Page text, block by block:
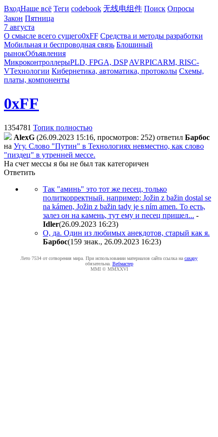
ВходНаше всё Теги codebook 无线电组件 Поиск Опросы
Закон Пятница
7 августа
О смысле всего сущего0xFF Средства и методы разработки
Мобильная и беспроводная связь Блошиный
рынокОбъявления
МикроконтроллерыPLD, FPGA, DSP AVRPICARM, RISC-
VТехнологии Кибернетика, автоматика, протоколы Схемы,
платы, компоненты
0xFF
1354781 Топик полностью
AlexG (26.09.2023 15:16, просмотров: 252) ответил Бapбoc
на Угу. Слово "Путин" в Технологиях невместно, как слово
"пиздец" в утренней мессе.
На счет мессы я бы не был так категоричен
Ответить
Так "аминь" это тот же песец, только
политкорректный. например: Jožin z bažin dostal se
na kámen, Jožin z bažin tady je s ním amen. То есть,
залез он на камень, тут ему и песец пришел... -
Idler(26.09.2023 16:23)
О, да. Один из любимых анекдотов, старый как я.
Бapбoc(159 знак., 26.09.2023 16:23)
Лето 7534 от сотворения мира. При использовании материалов сайта ссылка на caxapу
обязательна. Вебмастер
MMI © MMXXVI